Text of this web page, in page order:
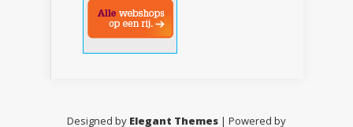
Designed by Elegant Themes | Powered by